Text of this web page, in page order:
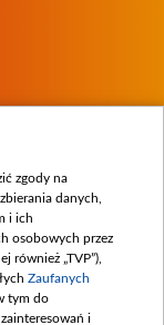
zgody na
danych,
i ich
osobowych przez
również „TVP”),
Zaufanych
tym do
i